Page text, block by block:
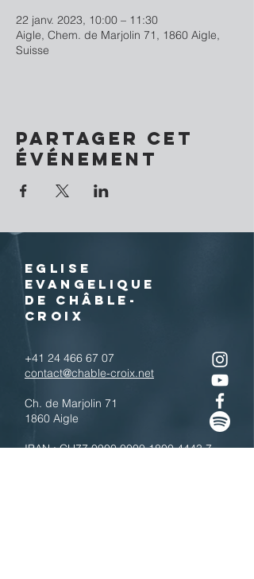
22 janv. 2023, 10:00 – 11:30
Aigle, Chem. de Marjolin 71, 1860 Aigle,
Suisse
Partager cet
événement
EGLISE
EVANGELIQUE
DE CHÂBLE-
CROIX
+41 24 466 67 07
contact@chable-croix.net
Ch. de Marjolin 71
1860 Aigle
IBAN : CH770900 0000 1800 4443 7